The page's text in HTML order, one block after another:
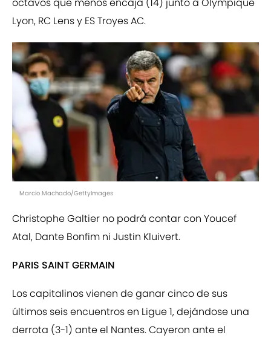
octavos que menos encaja (14) junto a Olympique
Lyon, RC Lens y ES Troyes AC.
Marcio Machado/GettyImages
Christophe Galtier no podrá contar con Youcef
Atal, Dante Bonfim ni Justin Kluivert.
PARIS SAINT GERMAIN
Los capitalinos vienen de ganar cinco de sus
últimos seis encuentros en Ligue 1, dejándose una
derrota (3-1) ante el Nantes. Cayeron ante el